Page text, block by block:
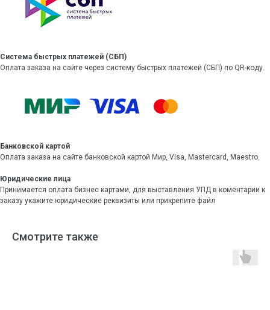
Система быстрых платежей (СБП)
Оплата заказа на сайте через систему быстрых платежей (СБП) по QR-коду.
Банковской картой
Оплата заказа на сайте банковской картой Мир, Visa, Mastercard, Maestro.
Юридические лица
Принимается оплата бизнес картами, для выставления УПД в коментарии к
заказу укажите юридические реквизиты или прикрепите файл
Смотрите также